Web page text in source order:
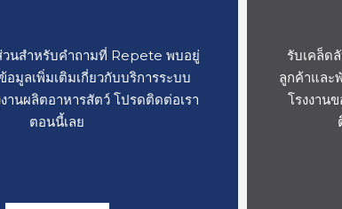
นสำหรับคำถามที่ Repete พบอยู่
มูลเพิ่มเติมเกี่ยวกับบริการระบบ
านผลิตอาหารสัตว์ โปรดติดต่อเรา
ตอนนี้เลย
รับเคล็ด
ลูกค้าและ
โรงงาน